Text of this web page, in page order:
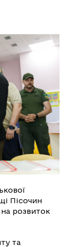
Пісочин
розвиток
та